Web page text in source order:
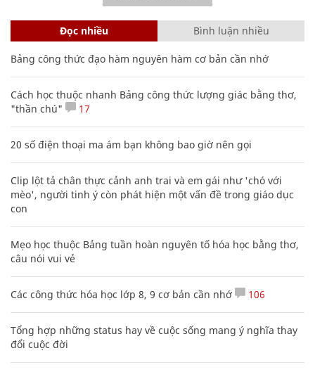
Đọc nhiều Bình luận nhiều
Bảng công thức đạo hàm nguyên hàm cơ bản cần nhớ
Cách học thuộc nhanh Bảng công thức lượng giác bằng thơ,
"thần chú"
17
20 số điện thoại ma ám bạn không bao giờ nên gọi
Clip lột tả chân thực cảnh anh trai và em gái như 'chó với
mèo', người tinh ý còn phát hiện một vấn đề trong giáo dục
con
Mẹo học thuộc Bảng tuần hoàn nguyên tố hóa học bằng thơ,
câu nói vui vẻ
Các công thức hóa học lớp 8, 9 cơ bản cần nhớ 106
Tổng hợp những status hay về cuộc sống mang ý nghĩa thay
đổi cuộc đời